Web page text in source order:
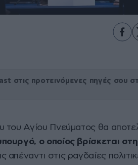
στις προτεινόμενες πηγές σου
του Αγίου Πνεύματος θα
ο οποίος βρίσκεται
στις ραγδαίες